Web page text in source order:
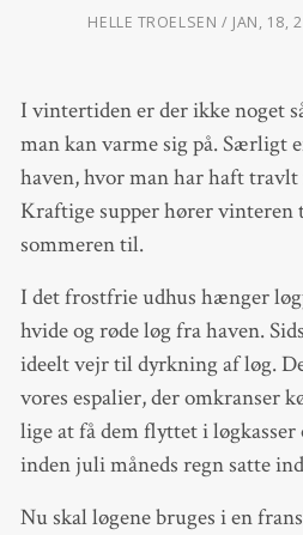
HELLE TROELSEN JAN, 18,
I vintertiden er der ikke noget
man kan varme sig på. Særligt
haven, hvor man har haft
Kraftige supper hører vinteren
sommeren til.
I det frostfrie udhus hænger
hvide og røde løg fra haven.
ideelt vejr til dyrkning af løg.
vores espalier, der omkranser
lige at få dem flyttet i
inden juli måneds regn satte
Nu skal løgene bruges i en